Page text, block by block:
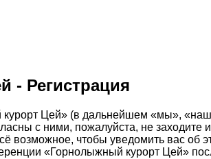
- Регистрация
Цей» (в дальнейшем «мы»,
с ними, пожалуйста, не
возможное, чтобы уведомить вас об
«Горнолыжный курорт Цей»